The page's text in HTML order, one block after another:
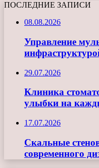
ПОСЛЕДНИЕ ЗАПИСИ
08.08.2026
Управление
29.07.2026
Клиника
улыбки на
17.07.2026
Скальные
современного